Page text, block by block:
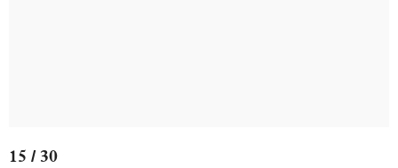
15 / 30